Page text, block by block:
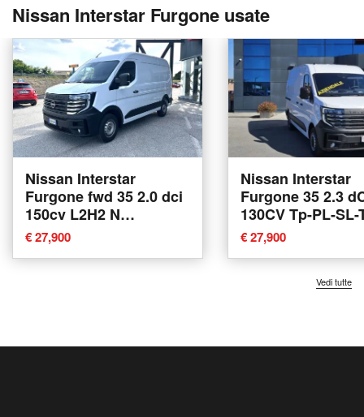
Nissan Interstar Furgone usate
Nissan Interstar
Furgone fwd 35 2.0 dci
150cv L2H2 N
Connecta del 2025
usata a Ferrara
€ 27,900
Nissan Interstar
Furgone 35 2.3
130CV Tp-PL-SL-
N-Connecta
del 2024 usata a
€ 27,900
Vedi tutte